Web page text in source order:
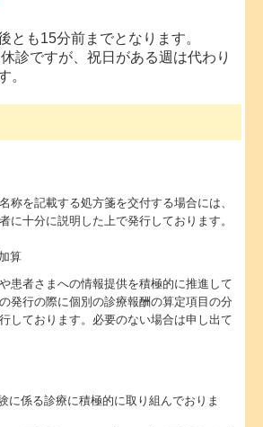
とも15分前までとなります。
診ですが、祝日がある週は代わり
。
称を記載する処方箋を交付する場合には、
に十分に説明した上で発行しております。
算
患者さまへの情報提供を積極的に推進して
発行の際に個別の診療報酬の算定項目の分
しております。必要のない場合は申し出て
に係る診療に積極的に取り組んでおりま